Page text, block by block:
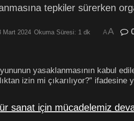
tepkiler sürerken
Mart 2024 Okuma Süresi: 1 dk AA
yasaklanmasının kabul
izin mi çıkarılıyor?” ifadesine
sanat için mücadelemiz